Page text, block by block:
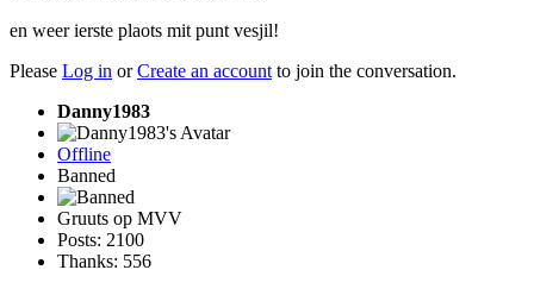
en weer ierste plaots mit punt vesjil!
Please Log in orCreate an accountto join the conversation.
Danny1983
Offline
Banned
Gruuts op MVV
Posts: 2100
Thanks: 556